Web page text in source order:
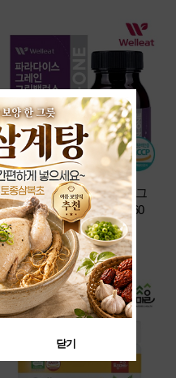
[온라인판매X] 파라다이스 그
레인 그린밸런스 (600mgX60
정)
회원공개
닫기